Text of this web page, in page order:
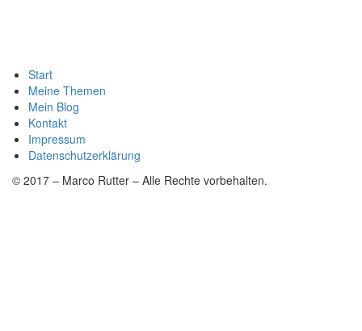
Start
Meine Themen
Mein Blog
Kontakt
Impressum
Datenschutzerklärung
© 2017 – Marco Rutter – Alle Rechte vorbehalten.